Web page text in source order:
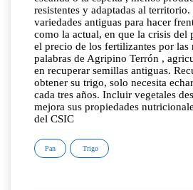
resistentes y adaptadas al
variedades antiguas para hacer
como la actual, en que la crisis del
el precio de los fertilizantes por las
palabras de Agripino Terrón ,
en recuperar semillas antiguas.
obtener su trigo, solo necesita
cada tres años. Incluir vegetales
mejora sus propiedades
del CSIC
Pan Trigo